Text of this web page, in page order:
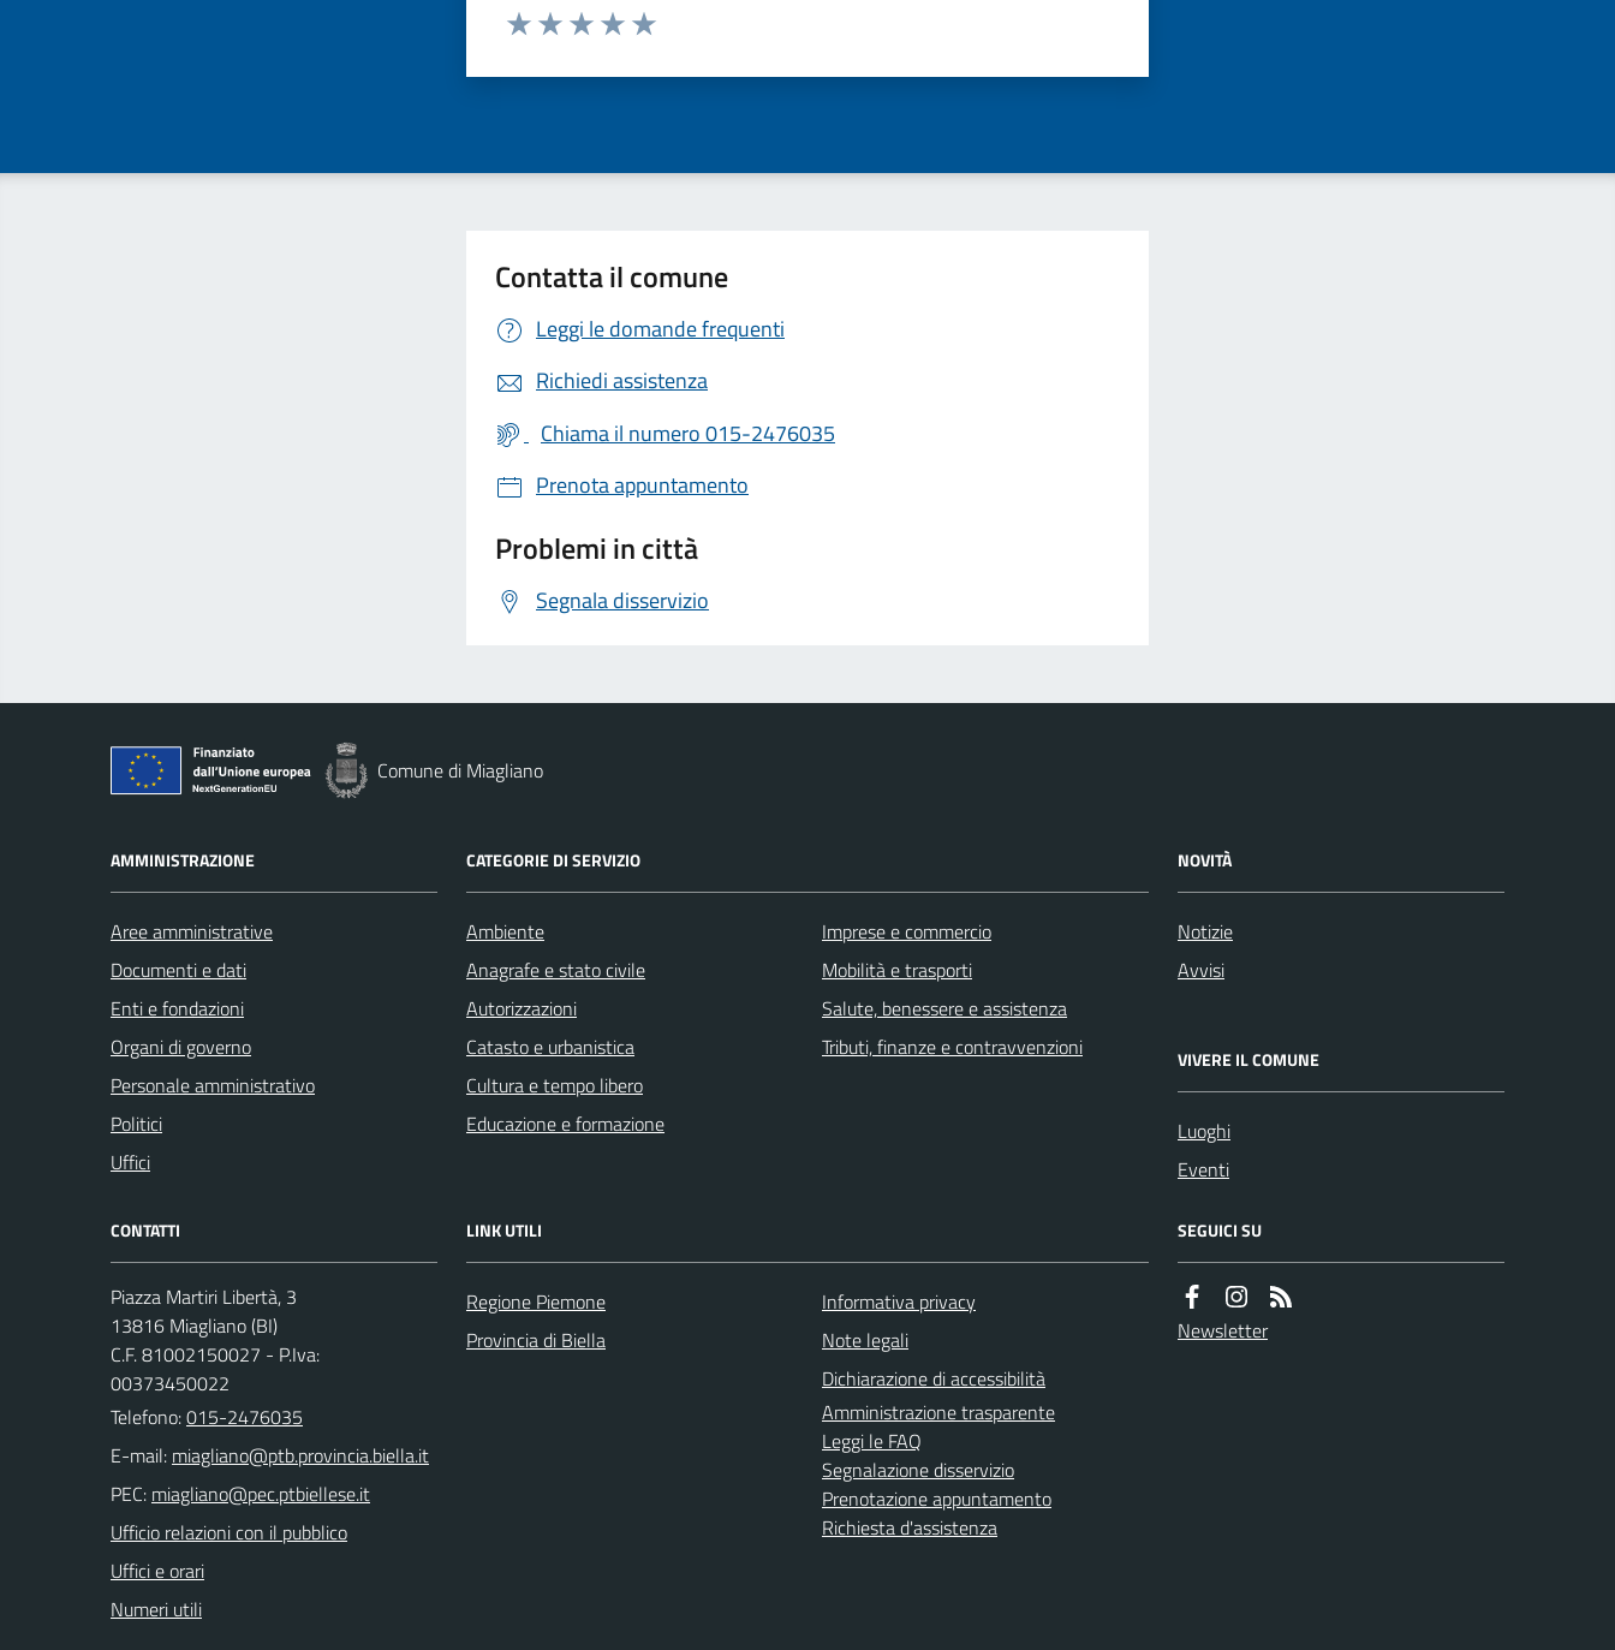
Valuta da 1 a 5 stelle la pagina
Contatta il comune
Leggi le domande frequenti
Richiedi assistenza
Chiama il numero 015-2476035
Prenota appuntamento
Problemi in città
Segnala disservizio
Comune di Miagliano
AMMINISTRAZIONE
Aree amministrative
Documenti e dati
Enti e fondazioni
Organi di governo
Personale amministrativo
Politici
Uffici
CATEGORIE DI SERVIZIO
Ambiente
Anagrafe e stato civile
Autorizzazioni
Catasto e urbanistica
Cultura e tempo libero
Educazione e formazione
Imprese e commercio
Mobilità e trasporti
Salute, benessere e assistenza
Tributi, finanze e contravvenzioni
NOVITÀ
Notizie
Avvisi
VIVERE IL COMUNE
Luoghi
Eventi
CONTATTI
Piazza Martiri Libertà, 3
13816 Miagliano (BI)
C.F. 81002150027 - P.Iva:
00373450022
Telefono:015-2476035
E-mail:
PEC:
Ufficio relazioni con il pubblico
Uffici e orari
Numeri utili
LINK UTILI
Regione Piemone
Provincia di Biella
Informativa privacy
Note legali
Dichiarazione di accessibilità
Amministrazione trasparente
Leggi le FAQ
Segnalazione disservizio
Prenotazione appuntamento
Richiesta d'assistenza
SEGUICI SU
Newsletter